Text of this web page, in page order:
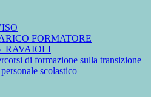
FORMATORE
di formazione sulla transizione
scolastico